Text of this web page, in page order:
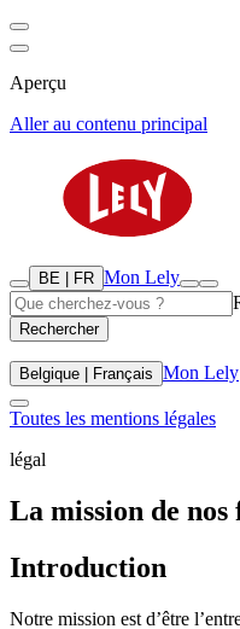
Aperçu
Aller au contenu principal
BE | FR Mon Lely
Rechercher
Belgique | Français Mon Lely
Toutes les mentions légales
légal
La mission de nos
Introduction
Notre mission est d’être